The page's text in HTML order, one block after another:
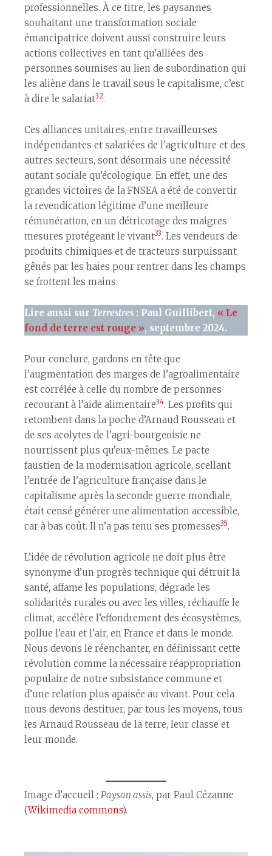
professionnelles. À ce titre, les paysan·nes
souhaitant une transformation sociale
émancipatrice doivent aussi construire leurs
actions collectives en tant qu’allié·es des
personnes soumises au lien de subordination qui
les aliène dans le travail sous le capitalisme, c’est
à dire le salariat32.
Ces alliances unitaires, entre travailleur·ses
indépendant·es et salarié·es de l’agriculture et des
autres secteurs, sont désormais une nécessité
autant sociale qu’écologique. En effet, une des
grandes victoires de la FNSEA a été de convertir
la revendication légitime d’une meilleure
rémunération, en un détricotage des maigres
mesures protégeant le vivant33. Les vendeurs de
produits chimiques et de tracteurs surpuissant
gênés par les haies pour rentrer dans les champs
se frottent les mains.
Lire aussi sur Terrestres : Paul Guillibert, « Le
fond de terre est rouge », septembre 2024.
Pour conclure, gardons en tête que
l’augmentation des marges de l’agroalimentaire
est corrélée à celle du nombre de personnes
recourant à l’aide alimentaire34. Les profits qui
retombent dans la poche d’Arnaud Rousseau et
de ses acolytes de l’agri-bourgeoisie ne
nourrissent plus qu’eux-mêmes. Le pacte
faustien de la modernisation agricole, scellant
l’entrée de l’agriculture française dans le
capitalisme après la seconde guerre mondiale,
était censé générer une alimentation accessible,
car à bas coût. Il n’a pas tenu ses promesses35.
L’idée de révolution agricole ne doit plus être
synonyme d’un progrès technique qui détruit la
santé, affame les populations, dégrade les
solidarités rurales ou avec les villes, réchauffe le
climat, accélère l’effondrement des écosystèmes,
pollue l’eau et l’air, en France et dans le monde.
Nous devons le réenchanter, en définissant cette
révolution comme la nécessaire réappropriation
populaire de notre subsistance commune et
d’une relation plus apaisée au vivant. Pour cela
nous devons destituer, par tous les moyens, tous
les Arnaud Rousseau de la terre, leur classe et
leur monde.
Image d’accueil : Paysan assis, par Paul Cézanne
(Wikimedia commons).